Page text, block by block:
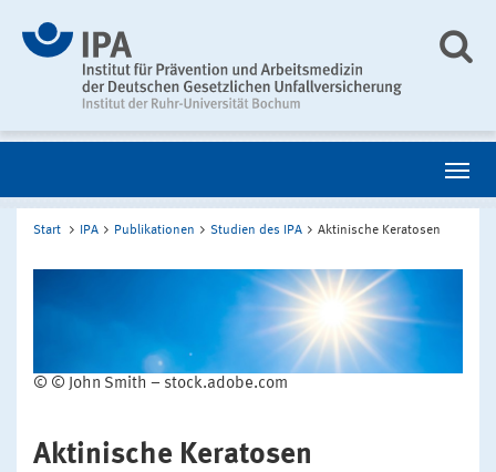
Start IPA Publikationen Studien des IPA Aktinische Keratosen
© © John Smith – stock.adobe.com
Aktinische Keratosen